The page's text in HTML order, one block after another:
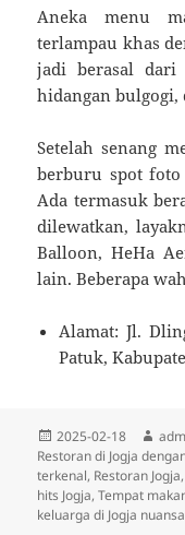
Aneka menu
terlampau khas
jadi berasal dari
hidangan bulgogi,
Setelah senang
berburu spot
Ada termasuk
dilewatkan,
Balloon, HeHa
lain. Beberapa
Alamat: Jl.
Patuk,
Diposkan
pada
2025-02-18
Restoran di Jogja
terkenal, Restoran Jogja,
hits Jogja,Tempat
keluarga di Jogja